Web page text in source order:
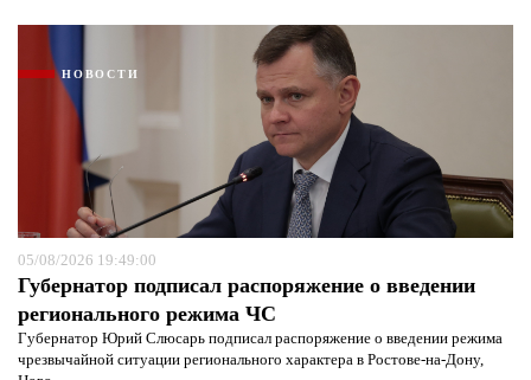
НОВОСТИ
05/08/2026 19:49:00
Губернатор подписал распоряжение о введении
регионального режима ЧС
Губернатор Юрий Слюсарь подписал распоряжение о введении режима
чрезвычайной ситуации регионального характера в Ростове-на-Дону,